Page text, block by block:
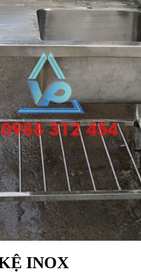
INOX